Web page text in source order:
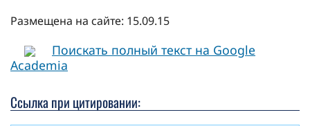
Размещена на сайте: 15.09.15
Поискать полный текст на Google
Academia
Ссылка при цитировании: